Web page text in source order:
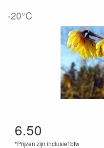
-20°C
6.50
*Prijzen zijn inclusief btw